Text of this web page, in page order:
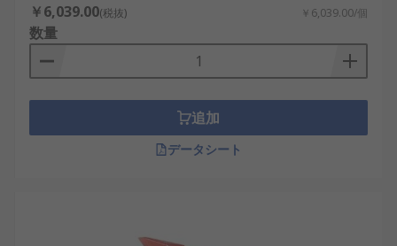
￥6,039.00(税抜) ￥6,039.00/個
数量
追加
データシート